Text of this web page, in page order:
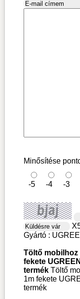
Minősítése
-5 -4 -3
Gyártó :
Töltő mobilhoz
fekete
termékTöltő
1m fekete
termék